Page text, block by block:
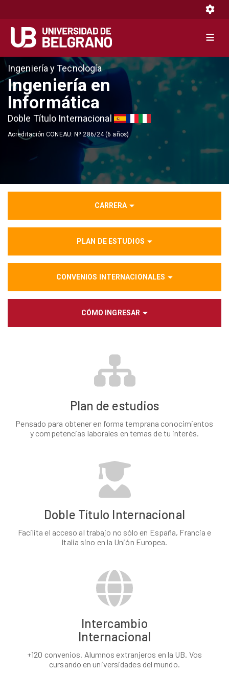
Pasar
contenido
principal
Ingeniería y Tecnología
Ingeniería en
Informática
Doble Título Internacional
Acreditación CONEAU: Nº 286/24 (6 años)
CARRERA
PLAN DE ESTUDIOS
CONVENIOS INTERNACIONALES
CÓMO INGRESAR
Plan de estudios
Pensado para obtener en forma temprana conocimientos
y competencias laborales en temas de tu interés.
Doble Título Internacional
Facilita el acceso al trabajo no sólo en España, Francia e
Italia sino en la Unión Europea.
Intercambio
Internacional
+120 convenios. Alumnos extranjeros en la UB. Vos
cursando en universidades del mundo.